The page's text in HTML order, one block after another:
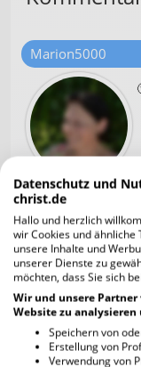
Marion5000
ERDE.☀
(Nutzer gelöscht)
Datenschutz und
christ.de
Hallo und herzlich
wir Cookies und ähnliche
unsere Inhalte und
unserer Dienste zu
möchten, dass Sie sich
Wir und unsere
Website zu analysieren
Speichern von
Erstellung von
Verwendung von